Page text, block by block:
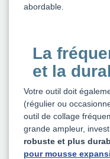
abordable.
La
et la
Votre outil doit
(régulier ou
outil de collage
grande ampleur,
robuste et plus
pour mousse
Note du
Comparaison